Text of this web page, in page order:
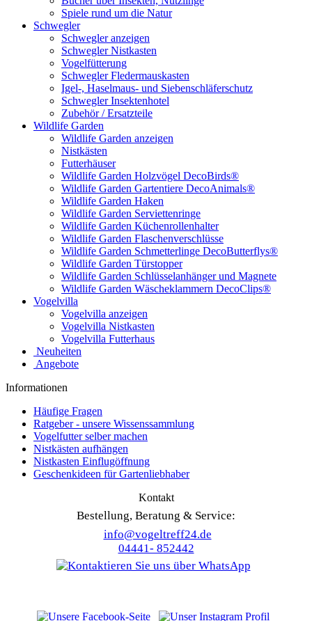
Spiele rund um die Natur
Schwegler
Schwegler anzeigen
Schwegler Nistkasten
Vogelfütterung
Schwegler Fledermauskasten
Igel-, Haselmaus- und Siebenschläferschutz
Schwegler Insektenhotel
Zubehör / Ersatzteile
Wildlife Garden
Wildlife Garden anzeigen
Nistkästen
Futterhäuser
Wildlife Garden Holzvögel DecoBirds®
Wildlife Garden Gartentiere DecoAnimals®
Wildlife Garden Haken
Wildlife Garden Serviettenringe
Wildlife Garden Küchenrollenhalter
Wildlife Garden Flaschenverschlüsse
Wildlife Garden Schmetterlinge DecoButterflys®
Wildlife Garden Türstopper
Wildlife Garden Schlüsselanhänger und Magnete
Wildlife Garden Wäscheklammern DecoClips®
Vogelvilla
Vogelvilla anzeigen
Vogelvilla Nistkasten
Vogelvilla Futterhaus
Neuheiten
Angebote
Informationen
Häufige Fragen
Ratgeber - unsere Wissenssammlung
Vogelfutter selber machen
Nistkästen aufhängen
Nistkasten Einflugöffnung
Geschenkideen für Gartenliebhaber
Kontakt
Bestellung, Beratung & Service:
info@vogeltreff24.de
04441- 852442